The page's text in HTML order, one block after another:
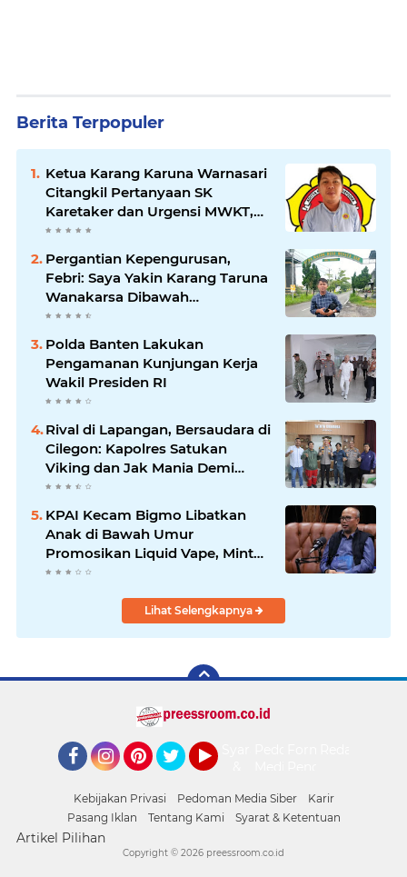
Berita Terpopuler
Ketua Karang Karuna Warnasari
Citangkil Pertanyaan SK
Karetaker dan Urgensi MWKT,
Saat Suasana Berduka
Pergantian Kepengurusan,
Febri: Saya Yakin Karang Taruna
Wanakarsa Dibawah
Kepemimpinan Bung Entus
Jauh Membawa Manfaat
Polda Banten Lakukan
Pengamanan Kunjungan Kerja
Wakil Presiden RI
Rival di Lapangan, Bersaudara di
Cilegon: Kapolres Satukan
Viking dan Jak Mania Demi
Nobar Damai Piala Presiden
KPAI Kecam Bigmo Libatkan
Anak di Bawah Umur
Promosikan Liquid Vape, Minta
Aparat Bertindak Tegas
Lihat Selengkapnya
Kebijakan Privasi Pedoman Media Siber
Karir
Pasang Iklan
Tentang Kami Syarat & Ketentuan
Artikel Pilihan
Copyright © 2026 preessroom.co.id